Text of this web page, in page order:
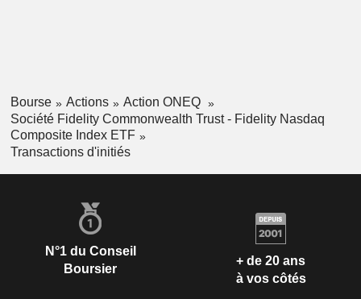
Bourse Actions
Action ONEQ
Société Fidelity Commonwealth Trust - Fidelity Nasdaq
Composite Index ETF
Transactions d'initiés
N°1 du Conseil
Boursier
+ de 20 ans
à vos côtés